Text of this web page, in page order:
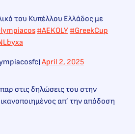
του Κυπέλλου Ελλάδος με
#AEKOLY#GreekCup
April 2, 2025
στις δηλώσεις του στην
απ’ την απόδοση